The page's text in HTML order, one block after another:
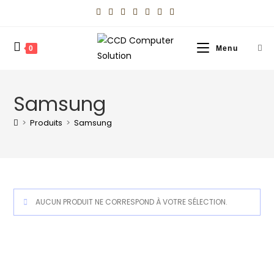
0 Menu
Samsung
> Produits > Samsung
AUCUN PRODUIT NE CORRESPOND À VOTRE SÉLECTION.